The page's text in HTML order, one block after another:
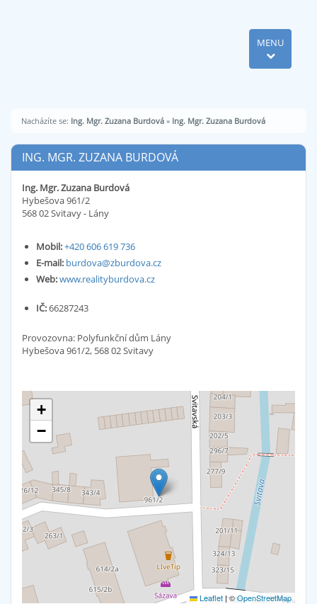
MENU
Nacházíte se: Ing. Mgr. Zuzana Burdová » Ing. Mgr. Zuzana Burdová
ING. MGR. ZUZANA BURDOVÁ
Ing. Mgr. Zuzana Burdová
Hybešova 961/2
568 02 Svitavy - Lány
Mobil:+420 606 619 736
E-mail: burdova@zburdova.cz
Web:www.realityburdova.cz
IČ:66287243
Provozovna: Polyfunkční dům Lány
Hybešova 961/2, 568 02 Svitavy
+
−
Leaflet|©OpenStreetMap